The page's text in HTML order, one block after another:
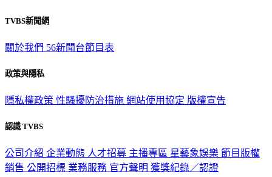
TVBS新聞網
關於我們 56新聞台節目表
政策與隱私
隱私權政策 性騷擾防治措施 網站使用協定 版權宣告
認識 TVBS
公司介紹 企業動態 人才招募 主播專區 星藝象娛樂 節目版權
銷售 公開招標 業務服務 官方聲明 獲獎紀錄／認證